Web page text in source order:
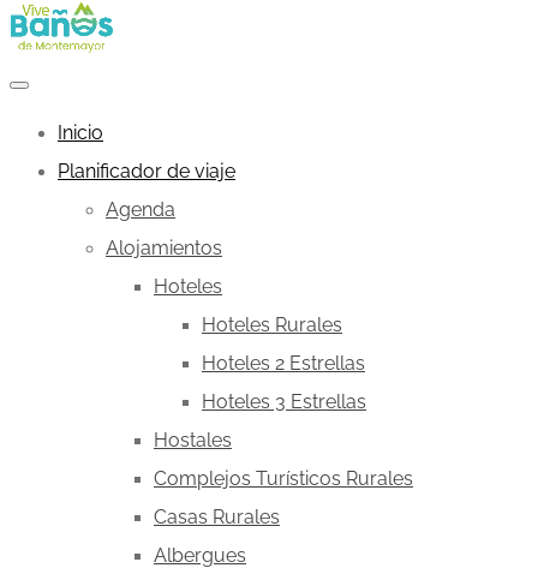
Inicio
Planificador de viaje
Agenda
Alojamientos
Hoteles
Hoteles Rurales
Hoteles 2 Estrellas
Hoteles 3 Estrellas
Hostales
Complejos Turísticos Rurales
Casas Rurales
Albergues